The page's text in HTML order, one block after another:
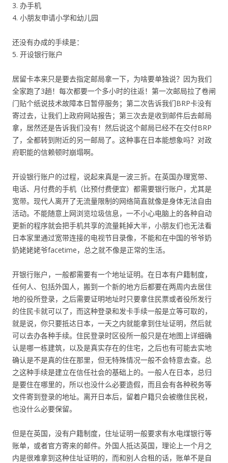
3. 办手机
4. 小朋友申请小学和幼儿园
还没有办成的手续是：
5. 开设银行账户
居留卡本来只是要去指定邮局拿一下，为啥要单独说？因为我们
全家跑了3趟！每次都要一个多小时的往返！第一次邮局拉了卷闸
门贴个纸说技术故障本日暂停服务；第二次告诉我们BRP卡没有
寄过去，让我们上政府网站报告；第三次去是收到邮件后去邮局
拿，居然还是告诉我们没有！然后说这个邮局已经不在交付BRP
了，全都转到附近的另一邮局了。这种事在日本能想象吗？对政
府职能的信赖顿时崩塌啊。
开设银行账户的过程，说起来真是一波三折。在英国办理宽带、
电话、月付费的手机（比预付费便宜）都需要银行账户，尤其是
宽带。现代人离开了无流量限制的网络简直就像是身体无法自由
活动。不能随意上网浏览垃圾信息，一不小心电脑上的各种自动
更新的程序就会把手机共享的流量耗掉大半，小朋友们也无法看
日本家里通过宽带连接的电视节目录像，不能和在中国的爷爷奶
奶姥姥姥爷facetime，总之就不像是正常的生活。
开银行账户，一般都需要有一个地址证明。在日本有户籍制度，
任何人、包括外国人，搬到一个新的地方后都要在两周内去居住
地的役所登录，之后需要证明地址时只要拿住民票或者役所发行
的住民卡就可以了，而这种登录和发卡手续一般是立等可取的，
就是说，你只要抵达日本，一天之内就能拿到住址证明，然后就
可以去办各种手续。住民登录时区役所一般只是在地图上详细确
认是哪一栋建筑，以及是真实存在的住宅，之后也有可能去实地
确认是不是真的住在那里，但无特殊情况一般不会特意去查。总
之这种手续是建立在信任社会的基础上的。一般人在日本，总归
是要住在哪里的，所以也没什么必要造假，而且会有各种税务等
文件寄到登录的地址。离开日本后，留着户籍只会被缴住民税，
也没什么必要保留。
但是在英国，没有户籍制度，住址证明一般要求有水电煤银行等
账单，或者官方寄来的邮件。外国人抵达英国，理论上一个月之
内是很难拿到这种住址证明的，而和别人合租的话，账单不是自